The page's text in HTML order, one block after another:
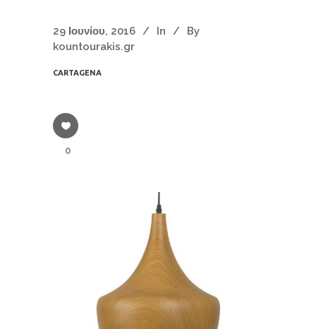
29 Ιουνίου, 2016 In
By
kountourakis.gr
CARTAGENA
0